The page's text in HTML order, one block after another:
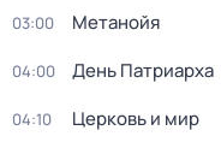
03:00 Метанойя
04:00 День Патриарха
04:10 Церковь и мир